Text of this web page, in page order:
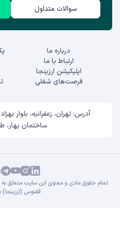
سوالات متداول
درباره ما
ارتباط با ما
اپلیکیشن ارزینجا
فرصت‌های شغلی
ساختمان بهار،
تمام حقوق مادی و معنوی این سایت متعلق به
ققنوس (ارزینجا)